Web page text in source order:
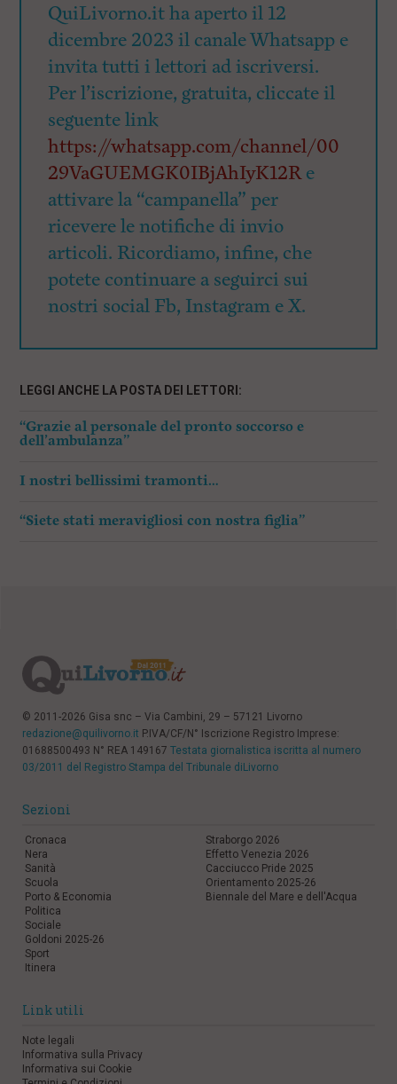
QuiLivorno.it ha aperto il 12
dicembre 2023 il canale Whatsapp e
invita tutti i lettori ad iscriversi.
Per l’iscrizione, gratuita, cliccate il
seguente link
https://whatsapp.com/channel/00
29VaGUEMGK0IBjAhIyK12Re
attivare la “campanella” per
ricevere le notifiche di invio
articoli. Ricordiamo, infine, che
potete continuare a seguirci sui
nostri social Fb, Instagram e X.
LEGGI ANCHE LA POSTA DEI LETTORI:
“Grazie al personale del pronto soccorso e
dell’ambulanza”
I nostri bellissimi tramonti…
“Siete stati meravigliosi con nostra figlia”
© 2011-2026 Gisa snc – Via Cambini, 29 – 57121 Livorno
redazione@quilivorno.it P.IVA/CF/N° Iscrizione Registro Imprese:
01688500493 N° REA 149167 Testata giornalistica iscritta al numero
03/2011 del Registro Stampa del Tribunale diLivorno
Sezioni
Cronaca
Nera
Sanità
Scuola
Porto & Economia
Politica
Sociale
Goldoni 2025-26
Sport
Itinera
Straborgo 2026
Effetto Venezia 2026
Cacciucco Pride 2025
Orientamento 2025-26
Biennale del Mare e dell'Acqua
Link utili
Note legali
Informativa sulla Privacy
Informativa sui Cookie